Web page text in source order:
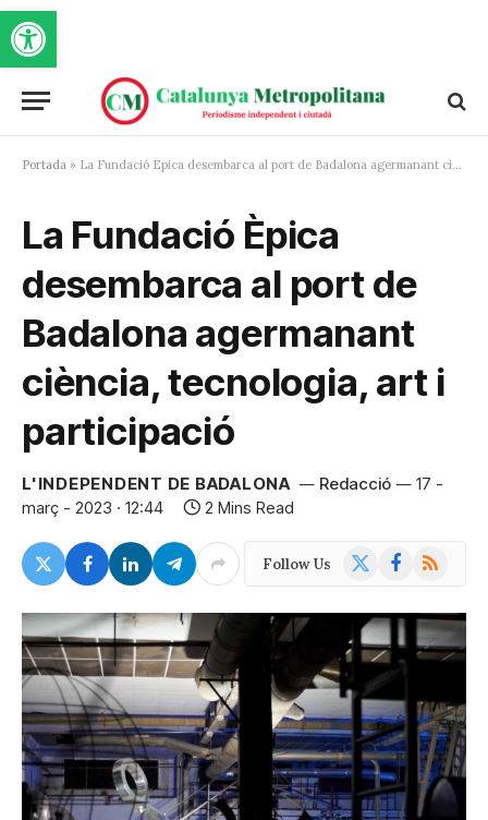
Obre la barra d'eines
Portada » La Fundació Èpica desembarca al port de Badalona agermanant ciència, tecnologia, art i participació
La Fundació Èpica
desembarca al port de
Badalona agermanant
ciència, tecnologia, art i
participació
L'INDEPENDENT DE BADALONA Redacció
17 -
març - 2023 · 12:44
2 Mins Read
Follow Us Facebook
RSS